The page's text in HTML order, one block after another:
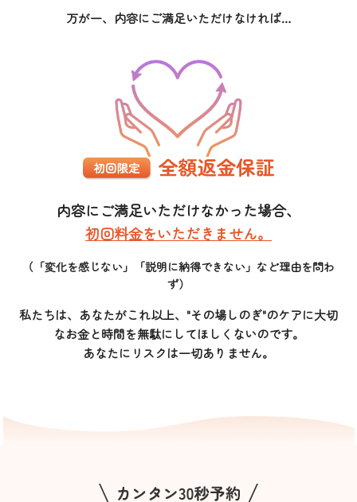
万が一、内容にご満足いただけなければ…
内容にご満足いただけなかった場合、
初回料金をいただきません。
（「変化を感じない」「説明に納得できない」など理由を問わ
ず）
私たちは、あなたがこれ以上、"その場しのぎ"のケアに大切
なお金と時間を無駄にしてほしくないのです。
あなたにリスクは一切ありません。